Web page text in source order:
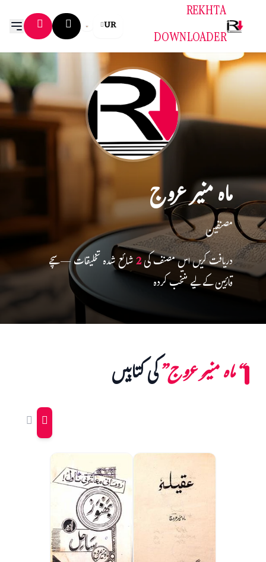
REKHTA
DOWNLOADER
UR
ماہ منیر عروج
مصنفین
دریافت کریں اس مصنف کی2شائع شدہ تخلیقات — سچے
قارئین کے لیے منتخب کردہ
“ماہ منیر عروج”کی کتابیں